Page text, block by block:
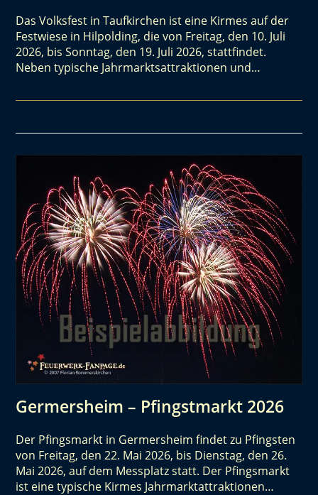
Das Volksfest in Taufkirchen ist eine Kirmes auf der
Festwiese in Hilpolding, die von Freitag, den 10. Juli
2026, bis Sonntag, den 19. Juli 2026, stattfindet.
Neben typische Jahrmarktsattraktionen und…
Germersheim – Pfingstmarkt 2026
Der Pfingsmarkt in Germersheim findet zu Pfingsten
von Freitag, den 22. Mai 2026, bis Dienstag, den 26.
Mai 2026, auf dem Messplatz statt. Der Pfingsmarkt
ist eine typische Kirmes Jahrmarktattraktionen…